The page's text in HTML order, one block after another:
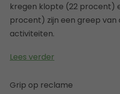
kregen klopte (22 procent)
procent) zijn een greep van
activiteiten.
Lees verder
Grip op reclame